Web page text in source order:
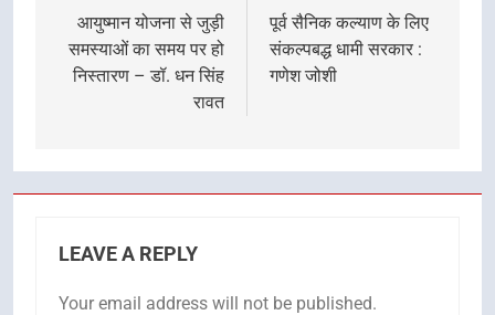
navigation
आयुष्मान योजना से जुड़ी
समस्याओं का समय पर हो
निस्तारण – डॉ. धन सिंह
रावत
पूर्व सैनिक कल्याण के लिए
संकल्पबद्ध धामी सरकार :
गणेश जोशी
LEAVE A REPLY
Your email address will not be published.